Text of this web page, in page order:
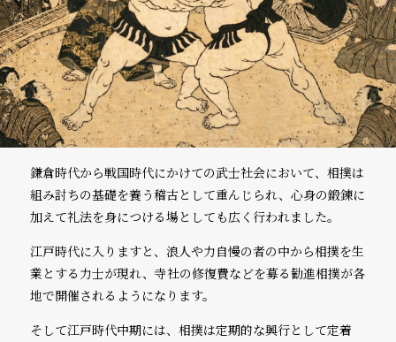
鎌倉時代から戦国時代にかけての武士社会において、相撲は
組み討ちの基礎を養う稽古として重んじられ、心身の鍛錬に
加えて礼法を身につける場としても広く行われました。
江戸時代に入りますと、浪人や力自慢の者の中から相撲を生
業とする力士が現れ、寺社の修復費などを募る勧進相撲が各
地で開催されるようになります。
そして江戸時代中期には、相撲は定期的な興行として定着